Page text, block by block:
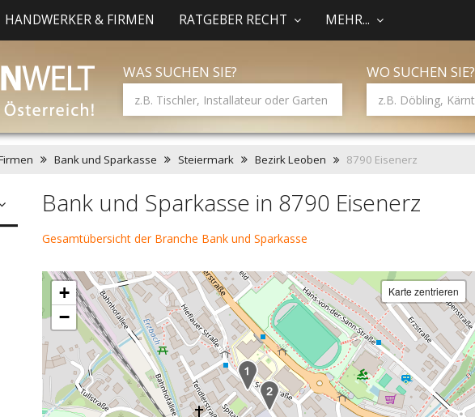
HANDWERKER & FIRMEN RATGEBER RECHT MEHR...
WAS SUCHEN SIE? WO SUCHEN SIE?
Bank und Sparkasse Steiermark Bezirk Leoben 8790 Eisenerz
Bank und Sparkasse in 8790 Eisenerz
Gesamtübersicht der Branche Bank und Sparkasse
+
−
Karte zentrieren